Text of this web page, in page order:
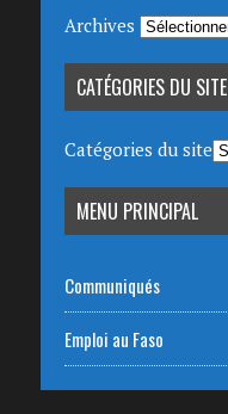
Archives
CATÉGORIES DU SITE
Catégories du site
MENU PRINCIPAL
Communiqués
Emploi au Faso